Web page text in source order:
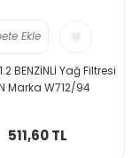
Ekle
BENZİNLİ Yağ Filtresi
Marka W712/94
511,60 TL